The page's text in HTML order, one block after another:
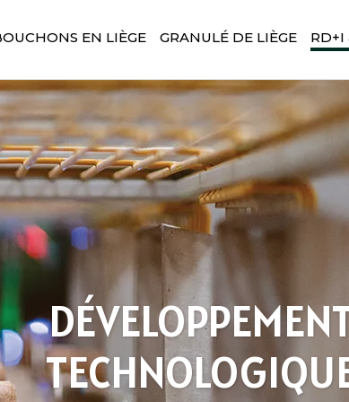
EN LIÈGE GRANULÉ DE LIÈGE RD+I